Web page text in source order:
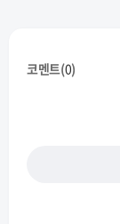
코멘트(0)